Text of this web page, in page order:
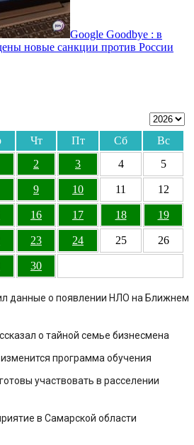
Google Goodbye : в
новые санкции против России
Чт Пт Сб
Вс
2 3 4 5
9 10 11 12
16 17 18 19
23 24 25 26
30
данные о появлении НЛО на Ближнем
о тайной семье бизнесмена
программа обучения
участвовать в расселении
в Самарской области